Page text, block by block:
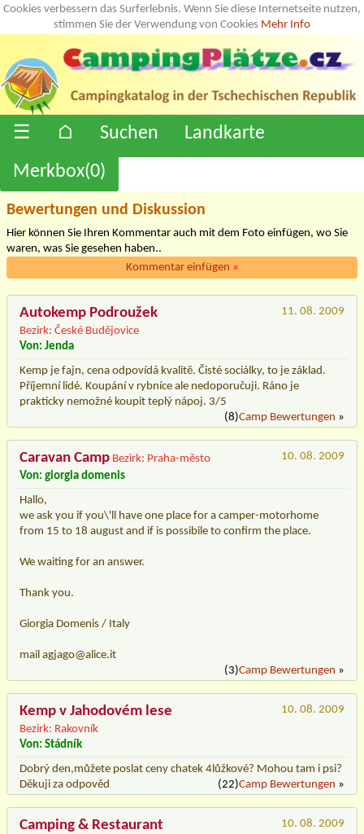
Cookies verbessern das Surferlebnis. Wenn Sie diese Internetseite nutzen,
stimmen Sie der Verwendung von Cookies Mehr Info
☰ ⌂ Suchen
Landkarte
Merkbox(0)
Bewertungen und Diskussion
Hier können Sie Ihren Kommentar auch mit dem Foto einfügen, wo Sie
waren, was Sie gesehen haben..
Kommentar einfügen »
Autokemp Podroužek
Bezirk: České Budějovice
11. 08. 2009
Von: Jenda
Kemp je fajn, cena odpovídá kvalitě. Čisté sociálky, to je základ.
Příjemní lidé. Koupání v rybníce ale nedoporučuji. Ráno je
prakticky nemožné koupit teplý nápoj. 3/5
(8)Camp Bewertungen »
Caravan Camp Bezirk: Praha-město
10. 08. 2009
Von: giorgia domenis
Hallo,
we ask you if you\'ll have one place for a camper-motorhome
from 15 to 18 august and if is possibile to confirm the place.
We waiting for an answer.
Thank you.
Giorgia Domenis / Italy
mail agjago@alice.it
(3)Camp Bewertungen »
Kemp v Jahodovém lese
Bezirk: Rakovník
10. 08. 2009
Von: Stádník
Dobrý den,můžete poslat ceny chatek 4lůžkové? Mohou tam i psi?
Děkuji za odpověd
(22)Camp Bewertungen »
Camping & Restaurant
10. 08. 2009